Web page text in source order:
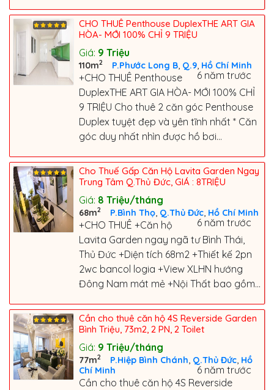
CHO THUÊ Penthouse DuplexTHE ART GIA
HÒA- MỚI 100% CHỈ 9 TRIỆU
Giá: 9 Triệu
110m2 P.Phước Long B Q.9 Hồ Chí Minh
6 năm trước
+CHO THUÊ Penthouse
DuplexTHE ART GIA HÒA- MỚI 100% CHỈ
9 TRIỆU Cho thuê 2 căn góc Penthouse
Duplex tuyệt đẹp và yên tĩnh nhất * Căn
góc duy nhất nhìn được hồ bơi...
Cho Thuế Gấp Căn Hộ Lavita Garden Ngay
Trung Tâm Q.Thủ Đức, GIÁ : 8TRIỆU
Giá: 8 Triệu/tháng
68m2 P.Bình Thọ Q.Thủ Đức Hồ Chí Minh
6 năm trước
+CHO THUÊ +Căn hộ
Lavita Garden ngay ngã tư Bình Thái,
Thủ Đức +Diện tích 68m2 +Thiết kế 2pn
2wc bancol logia +View XLHN hướng
Đông Nam mát mẻ +Nội Thất bao gồm...
Cần cho thuê căn hộ 4S Reverside Garden
Bình Triệu, 73m2, 2 PN, 2 Toilet
Giá: 9 Triệu/tháng
77m2 P.Hiệp Bình Chánh Q.Thủ Đức Hồ
Chí Minh
6 năm trước
Cần cho thuê căn hộ 4S Reverside